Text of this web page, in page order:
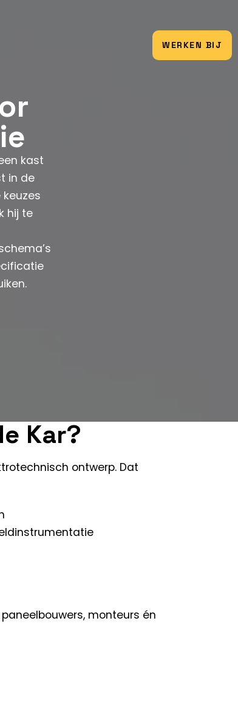
WERKEN BIJ
kast
in de
hij te
Kar?
ontwerp. Dat
monteurs én